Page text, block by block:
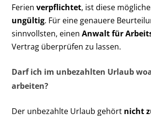
Ferien verpflichtet, ist diese
ungültig. Für eine genauere
sinnvollsten, einen Anwalt für
Vertrag überprüfen zu lassen.
Darf ich im unbezahlten Urlaub
arbeiten?
Der unbezahlte Urlaub gehört nicht